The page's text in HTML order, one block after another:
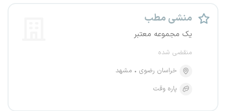
منشی مطب
یک مجموعه معتبر
منقضی شده
خراسان رضوی
مشهد
پاره وقت